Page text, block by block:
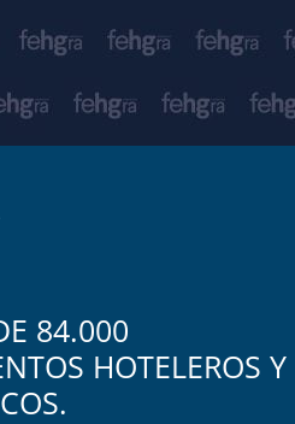
84.000
HOTELEROS Y